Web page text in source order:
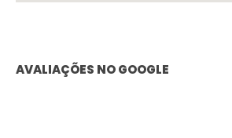
AVALIAÇÕES NO GOOGLE